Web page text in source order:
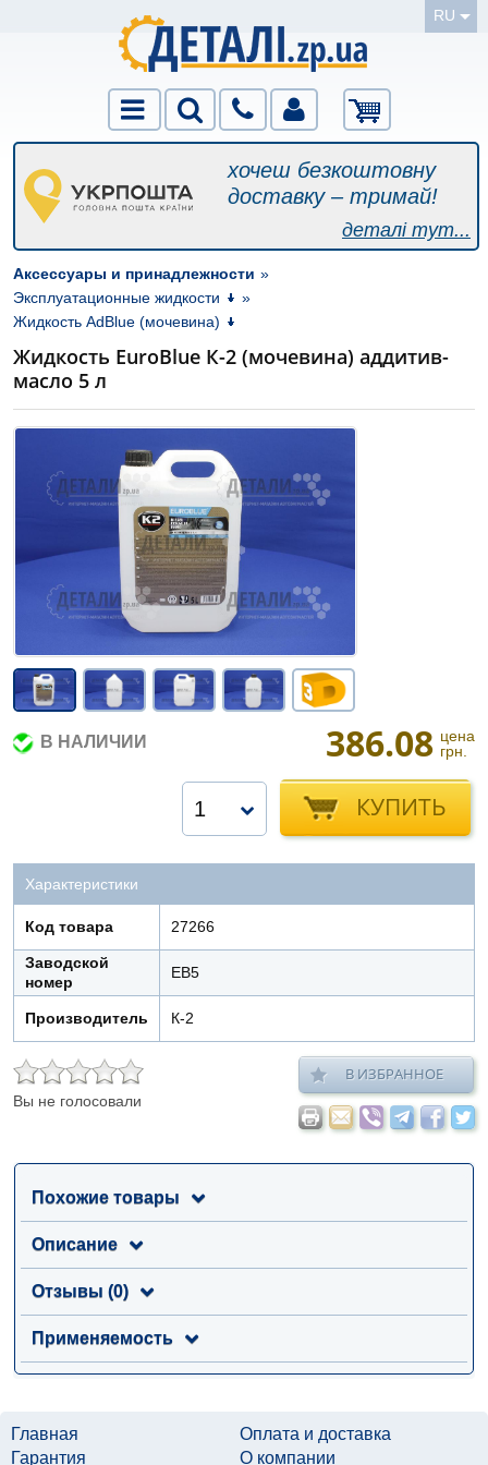
RU
хочеш безкоштовну
доставку – тримай!
деталі тут...
Аксессуары и принадлежности »
Эксплуатационные жидкости
»
Жидкость AdBlue (мочевина)
Жидкость EuroBlue К-2 (мочевина) аддитив-
масло 5 л
В НАЛИЧИИ 386.08 цена
грн.
КУПИТЬ
1
Характеристики
Код товара 27266
Заводской
номер
EB5
Производитель К-2
Вы не голосовали
В ИЗБРАННОЕ
Похожие товары
Описание
Отзывы (0)
Применяемость
Главная
Оплата и доставка
Гарантия
О компании